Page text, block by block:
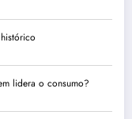
lidera o consumo?